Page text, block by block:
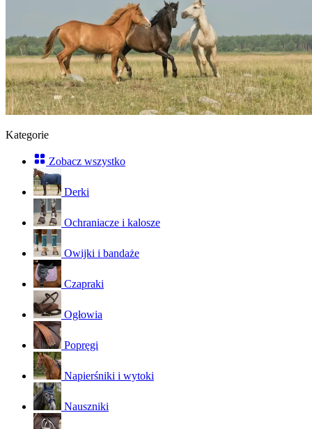
Kategorie
Zobacz wszystko
Derki
Ochraniacze i kalosze
Owijki i bandaże
Czapraki
Ogłowia
Popręgi
Napierśniki i wytoki
Nauszniki